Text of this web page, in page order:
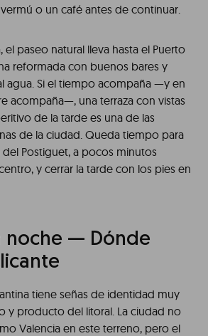
o un café antes de continuar.
el paseo natural lleva hasta el Puerto
reformada con buenos bares y
agua. Si el tiempo acompaña —y en
acompaña—, una terraza con vistas
de la tarde es una de las
de la ciudad. Queda tiempo para
del Postiguet, a pocos minutos
y cerrar la tarde con los pies en
noche — Dónde
tiene señas de identidad muy
y producto del litoral. La ciudad no
Valencia en este terreno, pero el